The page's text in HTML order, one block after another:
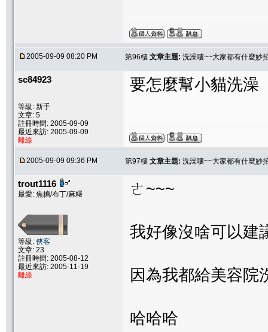
2005-09-09 08:20 PM 第96樓 文章主題: 洗澡嘍~~大家都有什麼妙
sc84923
等級: 新手
文章: 5
註冊時間: 2005-09-09
最近來訪: 2005-09-09
離線
要怎麼幫小貓洗
2005-09-09 09:36 PM 第97樓 文章主題: 洗澡嘍~~大家都有什麼妙
trout1116
最愛: 焦糖/布丁/麻糬
等級: 俠客
文章: 23
註冊時間: 2005-08-12
最近來訪: 2005-11-19
離線
ㄜ~~~
我好像沒啥可以建
因為我都給美容院
哈哈哈